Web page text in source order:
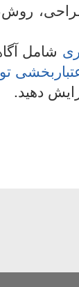
روش،
شامل
دهید.